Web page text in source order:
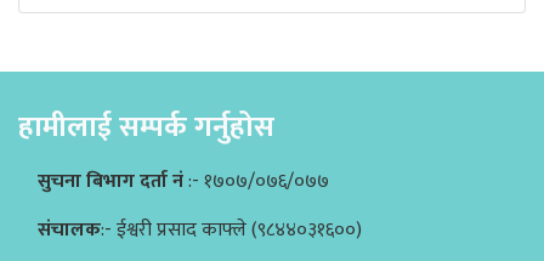
हामीलाई सम्पर्क गर्नुहोस
सुचना बिभाग दर्ता नं:- १७०७/०७६/०७७
संचालक:- ईश्वरी प्रसाद काफ्ले (९८४४०३१६००)